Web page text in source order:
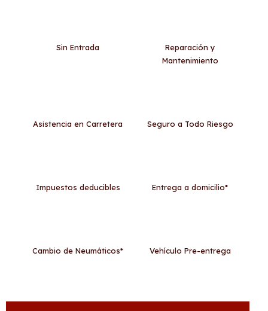
Sin Entrada
Reparación y
Mantenimiento
Asistencia en Carretera Seguro a Todo Riesgo
Impuestos deducibles Entrega a domicilio*
Cambio de Neumáticos* Vehículo Pre-entrega